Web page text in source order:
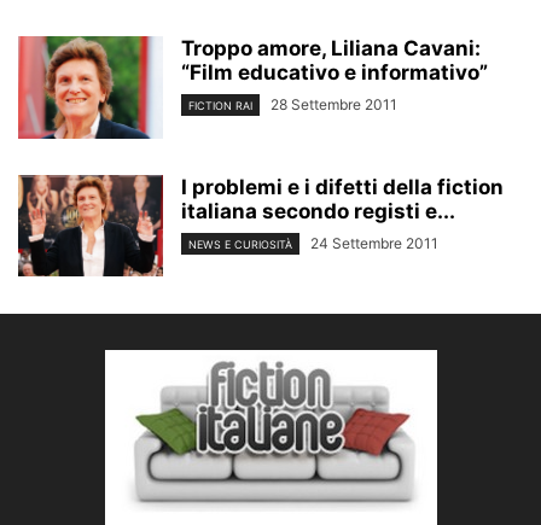
Troppo amore, Liliana Cavani:
“Film educativo e informativo”
FICTION RAI 28 Settembre 2011
I problemi e i difetti della fiction
italiana secondo registi e...
NEWS E CURIOSITÀ 24 Settembre 2011